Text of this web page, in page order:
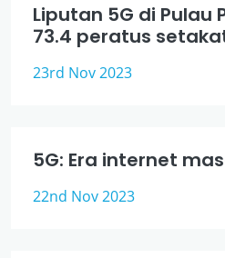
Liputan 5G di Pulau
73.4 peratus
23rd Nov 2023
5G: Era internet
22nd Nov 2023